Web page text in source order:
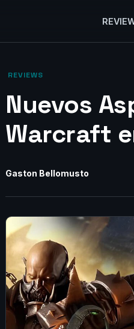
‎ REVIEWS‎
Nuevos
Warcraft
Gaston Bellomusto